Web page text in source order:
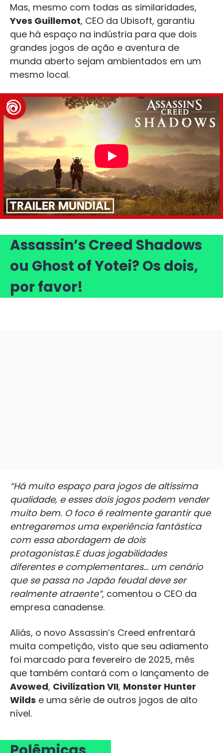
Mas, mesmo com todas as similaridades,
Yves Guillemot, CEO da Ubisoft, garantiu
que há espaço na indústria para que dois
grandes jogos de ação e aventura de
munda aberto sejam ambientados em um
mesmo local.
Assassin’s Creed Shadows
ou Ghost of Yotei? Os dois,
por favor!
“Há muito espaço para jogos de altíssima
qualidade, e esses dois jogos podem vender
muito bem. O foco é realmente garantir que
entregaremos uma experiência fantástica
com essa abordagem de dois
protagonistas.E duas jogabilidades
diferentes e complementares… um cenário
que se passa no Japão feudal deve ser
realmente atraente”, comentou o CEO da
empresa canadense.
Aliás, o novo Assassin’s Creed enfrentará
muita competição, visto que seu adiamento
foi marcado para fevereiro de 2025, mês
que também contará com o lançamento de
Avowed, Civilization VII, Monster Hunter
Wilds e uma série de outros jogos de alto
nível.